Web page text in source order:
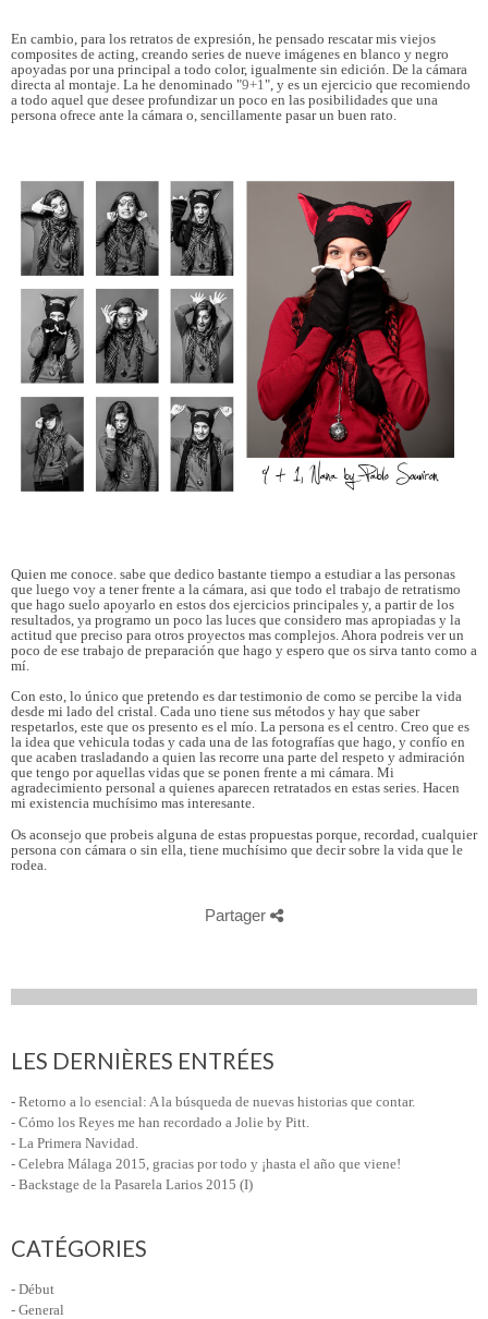
En cambio, para los retratos de expresión, he pensado rescatar mis viejos
composites de acting, creando series de nueve imágenes en blanco y negro
apoyadas por una principal a todo color, igualmente sin edición. De la cámara
directa al montaje. La he denominado "9+1", y es un ejercicio que recomiendo
a todo aquel que desee profundizar un poco en las posibilidades que una
persona ofrece ante la cámara o, sencillamente pasar un buen rato.
Quien me conoce. sabe que dedico bastante tiempo a estudiar a las personas
que luego voy a tener frente a la cámara, asi que todo el trabajo de retratismo
que hago suelo apoyarlo en estos dos ejercicios principales y, a partir de los
resultados, ya programo un poco las luces que considero mas apropiadas y la
actitud que preciso para otros proyectos mas complejos. Ahora podreis ver un
poco de ese trabajo de preparación que hago y espero que os sirva tanto como a
mí.
Con esto, lo único que pretendo es dar testimonio de como se percibe la vida
desde mi lado del cristal. Cada uno tiene sus métodos y hay que saber
respetarlos, este que os presento es el mío. La persona es el centro. Creo que es
la idea que vehicula todas y cada una de las fotografías que hago, y confío en
que acaben trasladando a quien las recorre una parte del respeto y admiración
que tengo por aquellas vidas que se ponen frente a mi cámara. Mi
agradecimiento personal a quienes aparecen retratados en estas series. Hacen
mi existencia muchísimo mas interesante.
Os aconsejo que probeis alguna de estas propuestas porque, recordad, cualquier
persona con cámara o sin ella, tiene muchísimo que decir sobre la vida que le
rodea.
Partager
LES DERNIÈRES ENTRÉES
- Retorno a lo esencial: A la búsqueda de nuevas historias que contar.
- Cómo los Reyes me han recordado a Jolie by Pitt.
- La Primera Navidad.
- Celebra Málaga 2015, gracias por todo y ¡hasta el año que viene!
- Backstage de la Pasarela Larios 2015 (I)
CATÉGORIES
- Début
- General